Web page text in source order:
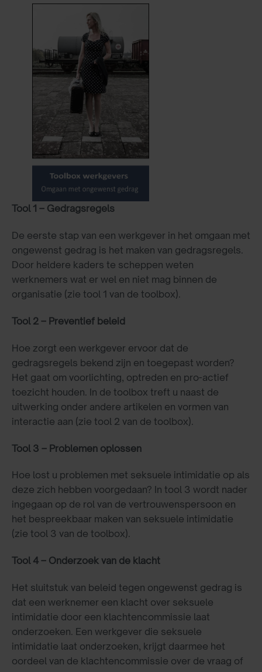
Tool 1 – Gedragsregels
De eerste stap van een werkgever in het omgaan met
ongewenst gedrag is het maken van gedragsregels.
Door heldere kaders te scheppen weten
werknemers wat er wel en niet mag binnen de
organisatie (zie tool 1 van de toolbox).
Tool 2 – Preventief beleid
Hoe zorgt een werkgever ervoor dat de
gedragsregels bekend zijn en toegepast worden?
Het gaat om voorlichting, optreden en pro-actief
toezicht houden. In de toolbox treft u naast de
uitwerking onder andere artikelen en vormen van
interactie aan (zie tool 2 van de toolbox).
Tool 3 – Problemen oplossen
Hoe lost u problemen met seksuele intimidatie op als
deze zich hebben voorgedaan? In tool 3 wordt nader
ingegaan op de rol van de vertrouwenspersoon en
het bespreekbaar maken van seksuele intimidatie
(zie tool 3 van de toolbox).
Tool 4 – Onderzoek van de klacht
Het sluitstuk van beleid tegen ongewenst gedrag is
dat een werknemer een klacht over seksuele
intimidatie door een klachtencommissie laat
onderzoeken. Een werkgever die seksuele
intimidatie laat onderzoeken, krijgt daarmee het
oordeel van de klachtencommissie over de vraag of